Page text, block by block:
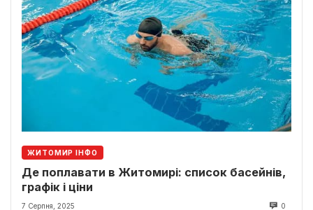
ЖИТОМИР ІНФО
Де поплавати в Житомирі: список басейнів,
графік і ціни
7 Серпня, 2025 0